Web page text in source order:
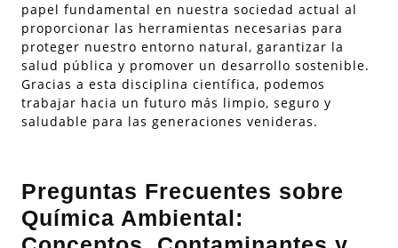
papel fundamental en nuestra sociedad actual al
proporcionar las herramientas necesarias para
proteger nuestro entorno natural, garantizar la
salud pública y promover un desarrollo sostenible.
Gracias a esta disciplina científica, podemos
trabajar hacia un futuro más limpio, seguro y
saludable para las generaciones venideras.
Preguntas Frecuentes sobre
Química Ambiental: